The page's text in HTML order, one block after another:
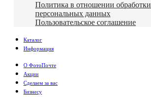
Политика в отношении обработки
персональных данных
Пользовательское соглашение
Каталог
Информация
О ФотоПочте
Акции
Сделаем за вас
Бизнесу